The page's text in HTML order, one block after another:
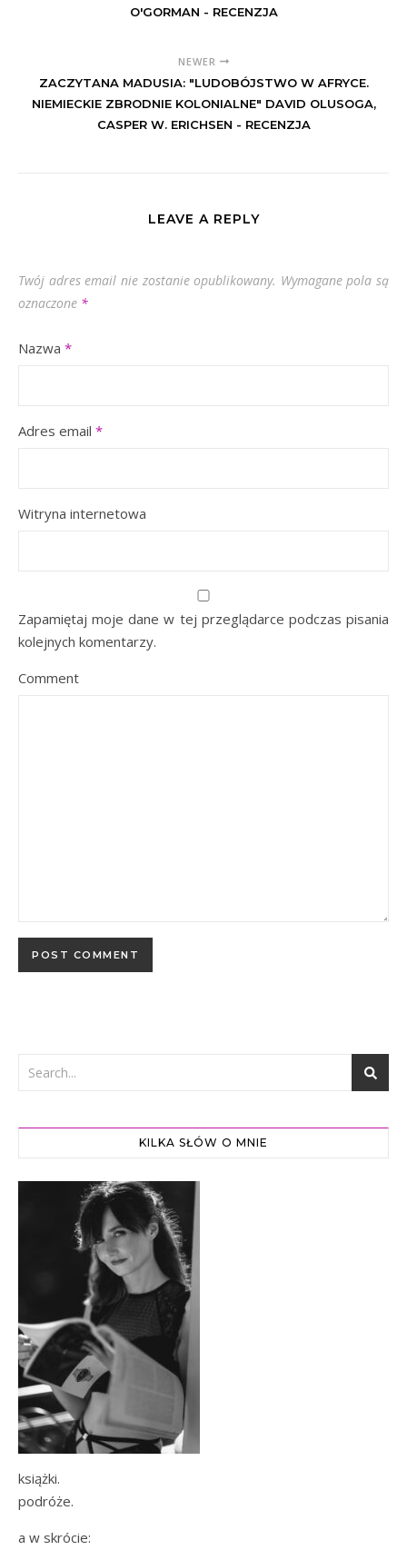
O'GORMAN - RECENZJA
NEWER
ZACZYTANA MADUSIA: "LUDOBÓJSTWO W AFRYCE.
NIEMIECKIE ZBRODNIE KOLONIALNE" DAVID OLUSOGA,
CASPER W. ERICHSEN - RECENZJA
LEAVE A REPLY
Twój adres email nie zostanie opublikowany. Wymagane pola są
oznaczone *
Nazwa *
Adres email *
Witryna internetowa
Zapamiętaj moje dane w tej przeglądarce podczas pisania
kolejnych komentarzy.
Comment
KILKA SŁÓW O MNIE
książki.
podróże.
a w skrócie: